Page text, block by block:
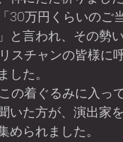
30万円くらいのご
と言われ、その勢
した。
いた方が、演出家
められました。